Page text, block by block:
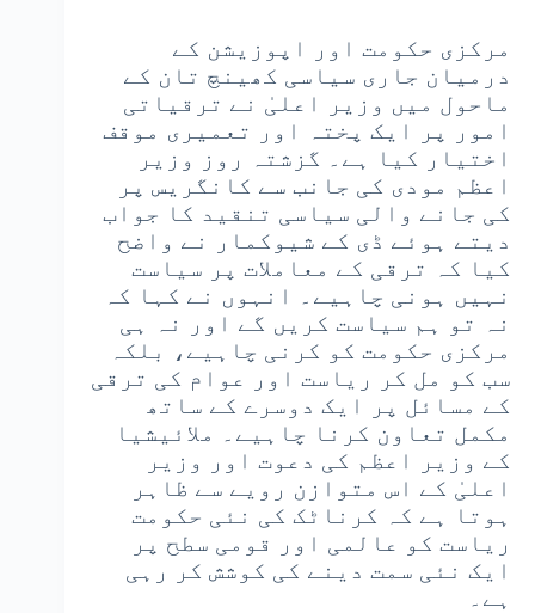
مرکزی حکومت اور اپوزیشن کے
درمیان جاری سیاسی کھینچ تان کے
ماحول میں وزیر اعلیٰ نے ترقیاتی
امور پر ایک پختہ اور تعمیری موقف
اختیار کیا ہے۔ گزشتہ روز وزیر
اعظم مودی کی جانب سے کانگریس پر
کی جانے والی سیاسی تنقید کا جواب
دیتے ہوئے ڈی کے شیوکمار نے واضح
کیا کہ ترقی کے معاملات پر سیاست
نہیں ہونی چاہیے۔ انہوں نے کہا کہ
نہ تو ہم سیاست کریں گے اور نہ ہی
مرکزی حکومت کو کرنی چاہیے، بلکہ
سب کو مل کر ریاست اور عوام کی ترقی
کے مسائل پر ایک دوسرے کے ساتھ
مکمل تعاون کرنا چاہیے۔ ملائیشیا
کے وزیر اعظم کی دعوت اور وزیر
اعلیٰ کے اس متوازن رویے سے ظاہر
ہوتا ہے کہ کرناٹک کی نئی حکومت
ریاست کو عالمی اور قومی سطح پر
ایک نئی سمت دینے کی کوشش کر رہی
ہے۔